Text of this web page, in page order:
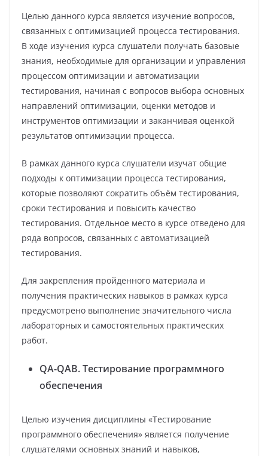
Целью данного курса является изучение вопросов,
связанных с оптимизацией процесса тестирования.
В ходе изучения курса слушатели получать базовые
знания, необходимые для организации и управления
процессом оптимизации и автоматизации
тестирования, начиная с вопросов выбора основных
направлений оптимизации, оценки методов и
инструментов оптимизации и заканчивая оценкой
результатов оптимизации процесса.
В рамках данного курса слушатели изучат общие
подходы к оптимизации процесса тестирования,
которые позволяют сократить объём тестирования,
сроки тестирования и повысить качество
тестирования. Отдельное место в курсе отведено для
ряда вопросов, связанных с автоматизацией
тестирования.
Для закрепления пройденного материала и
получения практических навыков в рамках курса
предусмотрено выполнение значительного числа
лабораторных и самостоятельных практических
работ.
QA-QAB. Тестирование программного
обеспечения
Целью изучения дисциплины «Тестирование
программного обеспечения» является получение
слушателями основных знаний и навыков,